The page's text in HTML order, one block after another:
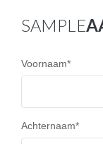
SAMPLE
Voornaam*
Achternaam*